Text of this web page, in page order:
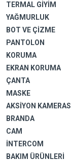
TERMAL GIYIM
YAĞMURLUK
BOT VE ÇIZME
PANTOLON
KORUMA
EKRAN KORUMA
ÇANTA
MASKE
AKSIYON KAMERASI
BRANDA
CAM
İNTERCOM
BAKIM ÜRÜNLERI